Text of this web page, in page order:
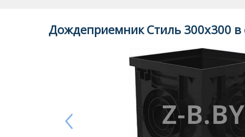
Дождеприемник Стиль 300х300 в